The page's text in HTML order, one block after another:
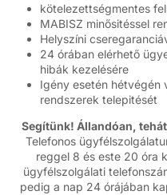
kötelezettségmentes
MABISZ minősitéssel
Helyszíni
24 órában elérhető
hibák kezelésére
Igény esetén hétvégén
rendszerek telepitését
Segítünk! Állandóan,
Telefonos
reggel 8 és este 20 óra
ügyfélszolgálati
pedig a nap 24 órájában